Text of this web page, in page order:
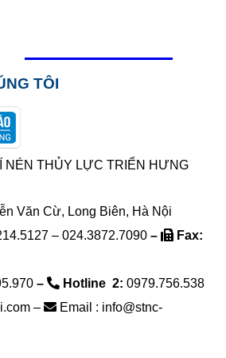
TÔI
NÉN THỦY LỰC TRIỂN HƯNG
Văn Cừ, Long Biên, Hà Nội
– 024.3872.7090 –
Fax:
– Hotline 2: 0979.756.538
–
Email : info@stnc-